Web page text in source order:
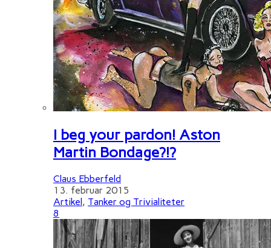
I beg your pardon! Aston
Martin Bondage?!?
Claus Ebberfeld
13. februar 2015
Artikel, Tanker og Trivialiteter
8